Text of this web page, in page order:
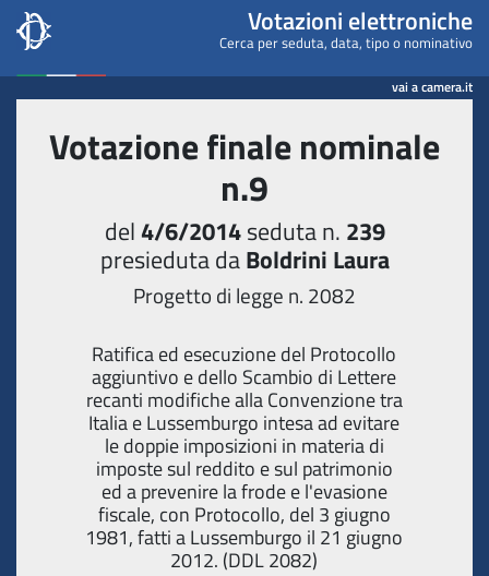
Camera dei deputati -
Votazioni elettroniche
Cerca per seduta, data, tipo o nominativo
vai a camera.it
Votazione finale nominale
n.9
del4/6/2014seduta n. 239
presieduta daBoldrini Laura
Progetto di legge n. 2082
Ratifica ed esecuzione del Protocollo
aggiuntivo e dello Scambio di Lettere
recanti modifiche alla Convenzione tra
Italia e Lussemburgo intesa ad evitare
le doppie imposizioni in materia di
imposte sul reddito e sul patrimonio
ed a prevenire la frode e l'evasione
fiscale, con Protocollo, del 3 giugno
1981, fatti a Lussemburgo il 21 giugno
2012. (DDL 2082)